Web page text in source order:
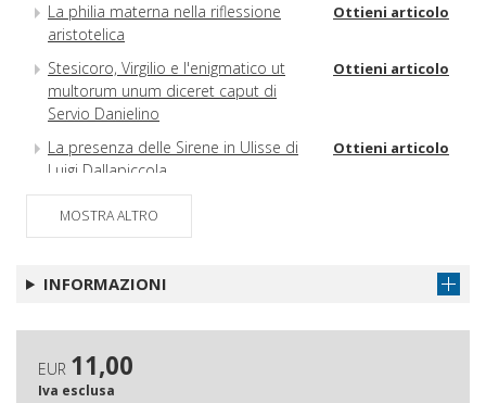
La philia materna nella riflessione
aristotelica
Ottieni articolo
Stesicoro, Virgilio e l'enigmatico ut
multorum unum diceret caput di
Servio Danielino
Ottieni articolo
La presenza delle Sirene in Ulisse di
Luigi Dallapiccola
Ottieni articolo
MOSTRA ALTRO
INFORMAZIONI
EUR 11,00
Iva esclusa